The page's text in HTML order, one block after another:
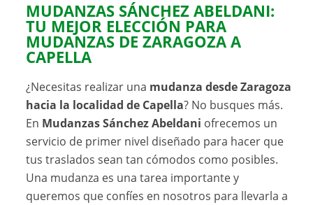
MUDANZAS SÁNCHEZ ABELDANI:
TU MEJOR ELECCIÓN PARA
MUDANZAS DE ZARAGOZA A
CAPELLA
¿Necesitas realizar una mudanza desde Zaragoza
hacia la localidad de Capella? No busques más.
En Mudanzas Sánchez Abeldani ofrecemos un
servicio de primer nivel diseñado para hacer que
tus traslados sean tan cómodos como posibles.
Una mudanza es una tarea importante y
queremos que confíes en nosotros para llevarla a